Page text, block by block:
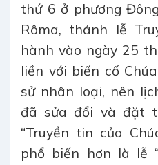
thứ 6 ở phương
Rôma, thánh lễ
hành vào ngày 25
liền với biến cố
sử nhân loại, nên
đã sửa đổi và đặt
“Truyền tin của
phổ biến hơn là lễ